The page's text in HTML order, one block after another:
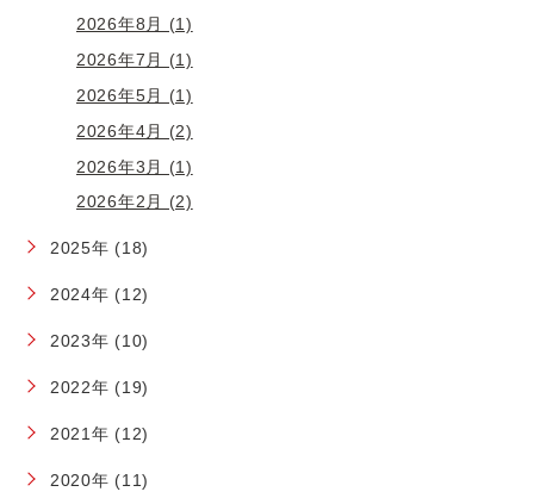
2026年8月 (1)
2026年7月 (1)
2026年5月 (1)
2026年4月 (2)
2026年3月 (1)
2026年2月 (2)
2025年 (18)
2024年 (12)
2023年 (10)
2022年 (19)
2021年 (12)
2020年 (11)